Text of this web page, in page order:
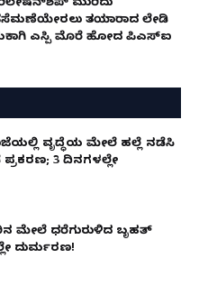
ಮುರಿದು
ತಯಾರಾದ ಲೇಡಿ
ಎಸ್ಪಿ ಮೊರೆ ಹೋದ ಪಿಎಸ್ಐ
ವೃದ್ಧೆಯ ಮೇಲೆ ಹಲ್ಲೆ ನಡೆಸಿ
3 ದಿನಗಳಲ್ಲೇ
ಮೇಲೆ ಧರೆಗುರುಳಿದ ಬೃಹತ್
ದುರ್ಮರಣ!